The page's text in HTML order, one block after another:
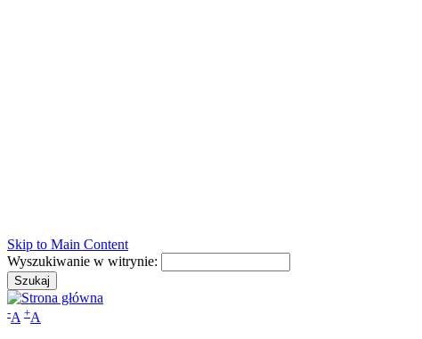
Skip to Main Content
Wyszukiwanie w witrynie:
-A +A